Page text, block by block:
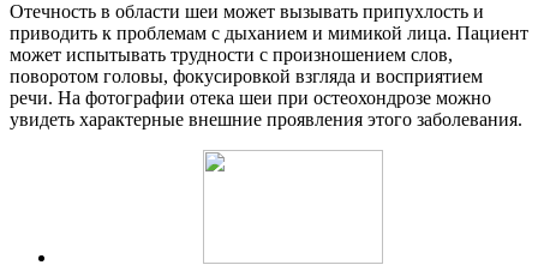
Отечность в области шеи может вызывать припухлость и
приводить к проблемам с дыханием и мимикой лица. Пациент
может испытывать трудности с произношением слов,
поворотом головы, фокусировкой взгляда и восприятием
речи. На фотографии отека шеи при остеохондрозе можно
увидеть характерные внешние проявления этого заболевания.